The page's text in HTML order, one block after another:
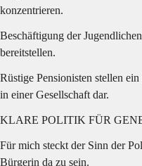
konzentrieren.
Beschäftigung der
bereitstellen.
Rüstige Pensionisten stellen
in einer Gesellschaft dar.
KLARE POLITIK FÜR
Für mich steckt der Sinn der
Bürgerin da zu sein.